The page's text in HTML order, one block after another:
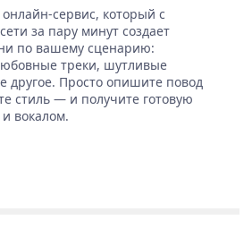
сервис, который с
за пару минут создает
по вашему сценарию:
треки, шутливые
другое. Просто опишите повод
стиль — и получите готовую
вокалом.